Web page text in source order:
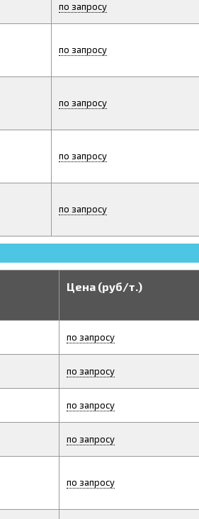
по запросу
по запросу
по запросу
по запросу
по запросу
Цена (руб/т.)
по запросу
по запросу
по запросу
по запросу
по запросу